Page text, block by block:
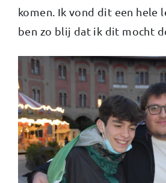
komen. Ik vond dit een hele
ben zo blij dat ik dit mocht